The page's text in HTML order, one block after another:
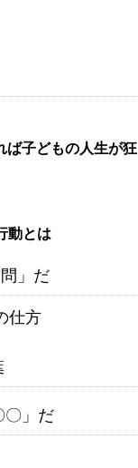
ば子どもの人生が狂
動とは
」だ
仕方
」だ